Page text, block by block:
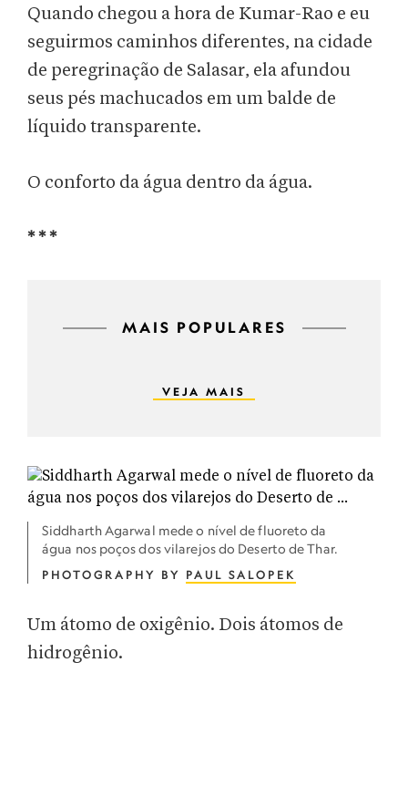
Quando chegou a hora de Kumar-Rao e eu
seguirmos caminhos diferentes, na cidade
de peregrinação de Salasar, ela afundou
seus pés machucados em um balde de
líquido transparente.
O conforto da água dentro da água.
* * *
MAIS POPULARES
VEJA MAIS
Siddharth Agarwal mede o nível de fluoreto da
água nos poços dos vilarejos do Deserto de Thar.
PHOTOGRAPHY BY PAUL SALOPEK
Um átomo de oxigênio. Dois átomos de
hidrogênio.